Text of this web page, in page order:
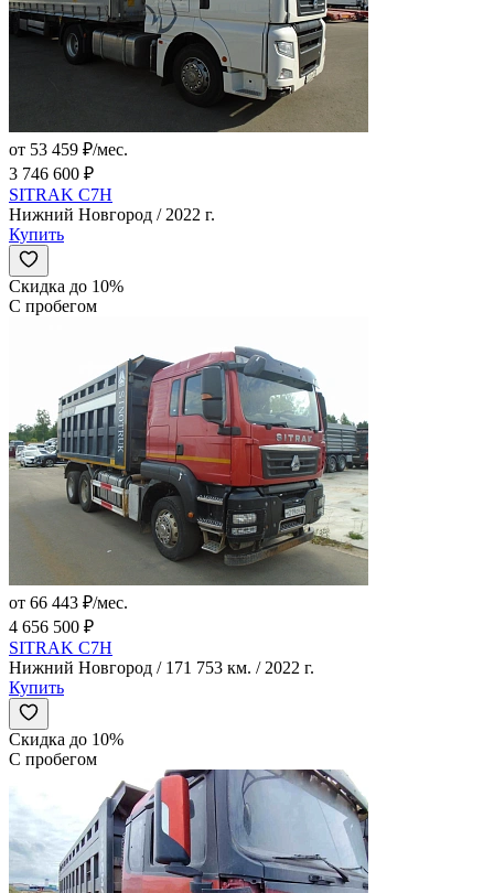
от 53 459 ₽/мес.
3 746 600 ₽
SITRAK C7H
Нижний Новгород / 2022 г.
Купить
Скидка до 10%
С пробегом
от 66 443 ₽/мес.
4 656 500 ₽
SITRAK C7H
Нижний Новгород / 171 753 км. / 2022 г.
Купить
Скидка до 10%
С пробегом